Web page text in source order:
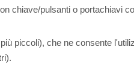
chiave/pulsanti o portachiavi
piccoli), che ne consente